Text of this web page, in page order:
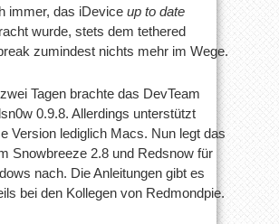
immer, das iDevice up to date
wurde, stets dem tethered
zumindest nichts mehr im Wege.
Tagen brachte das DevTeam
0.9.8. Allerdings unterstützt
Version lediglich Macs. Nun legt das
Snowbreeze 2.8 und Redsnow für
nach. Die Anleitungen gibt es
bei den Kollegen von Redmondpie.